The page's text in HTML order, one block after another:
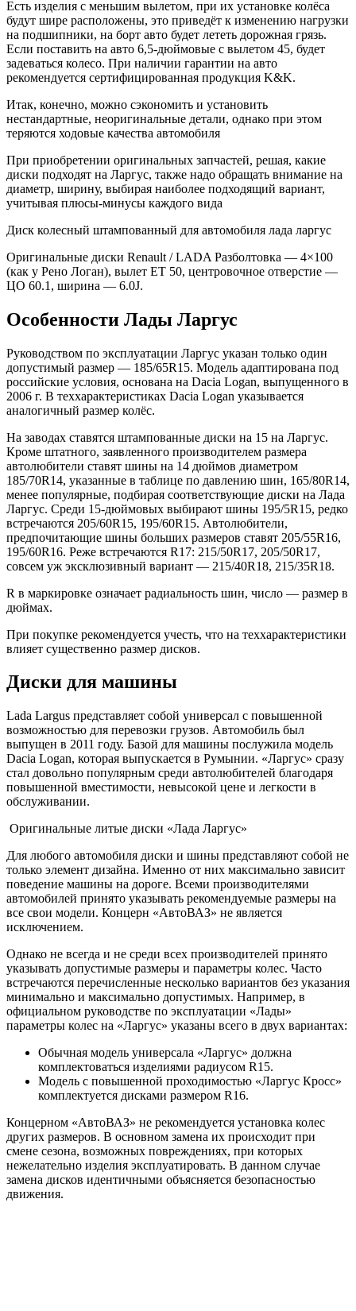
Есть изделия с меньшим вылетом, при их установке колёса
будут шире расположены, это приведёт к изменению нагрузки
на подшипники, на борт авто будет лететь дорожная грязь.
Если поставить на авто 6,5-дюймовые с вылетом 45, будет
задеваться колесо. При наличии гарантии на авто
рекомендуется сертифицированная продукция K&K.
Итак, конечно, можно сэкономить и установить
нестандартные, неоригинальные детали, однако при этом
теряются ходовые качества автомобиля
При приобретении оригинальных запчастей, решая, какие
диски подходят на Ларгус, также надо обращать внимание на
диаметр, ширину, выбирая наиболее подходящий вариант,
учитывая плюсы-минусы каждого вида
Диск колесный штампованный для автомобиля лада ларгус
Оригинальные диски Renault / LADA Разболтовка — 4×100
(как у Рено Логан), вылет ET 50, центровочное отверстие —
ЦО 60.1, ширина — 6.0J.
Особенности Лады Ларгус
Руководством по эксплуатации Ларгус указан только один
допустимый размер — 185/65R15. Модель адаптирована под
российские условия, основана на Dacia Logan, выпущенного в
2006 г. В теххарактеристиках Dacia Logan указывается
аналогичный размер колёс.
На заводах ставятся штампованные диски на 15 на Ларгус.
Кроме штатного, заявленного производителем размера
автолюбители ставят шины на 14 дюймов диаметром
185/70R14, указанные в таблице по давлению шин, 165/80R14,
менее популярные, подбирая соответствующие диски на Лада
Ларгус. Среди 15-дюймовых выбирают шины 195/5R15, редко
встречаются 205/60R15, 195/60R15. Автолюбители,
предпочитающие шины больших размеров ставят 205/55R16,
195/60R16. Реже встречаются R17: 215/50R17, 205/50R17,
совсем уж эксклюзивный вариант — 215/40R18, 215/35R18.
R в маркировке означает радиальность шин, число — размер в
дюймах.
При покупке рекомендуется учесть, что на теххарактеристики
влияет существенно размер дисков.
Диски для машины
Lada Largus представляет собой универсал с повышенной
возможностью для перевозки грузов. Автомобиль был
выпущен в 2011 году. Базой для машины послужила модель
Dacia Logan, которая выпускается в Румынии. «Ларгус» сразу
стал довольно популярным среди автолюбителей благодаря
повышенной вместимости, невысокой цене и легкости в
обслуживании.
Оригинальные литые диски «Лада Ларгус»
Для любого автомобиля диски и шины представляют собой не
только элемент дизайна. Именно от них максимально зависит
поведение машины на дороге. Всеми производителями
автомобилей принято указывать рекомендуемые размеры на
все свои модели. Концерн «АвтоВАЗ» не является
исключением.
Однако не всегда и не среди всех производителей принято
указывать допустимые размеры и параметры колес. Часто
встречаются перечисленные несколько вариантов без указания
минимально и максимально допустимых. Например, в
официальном руководстве по эксплуатации «Лады»
параметры колес на «Ларгус» указаны всего в двух вариантах:
Обычная модель универсала «Ларгус» должна
комплектоваться изделиями радиусом R15.
Модель с повышенной проходимостью «Ларгус Кросс»
комплектуется дисками размером R16.
Концерном «АвтоВАЗ» не рекомендуется установка колес
других размеров. В основном замена их происходит при
смене сезона, возможных повреждениях, при которых
нежелательно изделия эксплуатировать. В данном случае
замена дисков идентичными объясняется безопасностью
движения.